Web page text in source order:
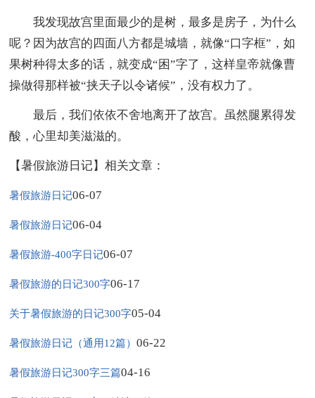
我发现故宫里面最少的是树，最多是房子，为什么
呢？因为故宫的四面八方都是城墙，就像“口字框”，如
果树种得太多的话，就变成“困”字了，这样皇帝就像曹
操做得那样被“挟天子以令诸候”，没有权力了。
最后，我们依依不舍地离开了故宫。虽然腿累得发
酸，心里却美滋滋的。
【暑假旅游日记】相关文章：
暑假旅游日记06-07
暑假旅游日记06-04
暑假旅游-400字日记06-07
暑假旅游的日记300字06-17
关于暑假旅游的日记300字05-04
暑假旅游日记（通用12篇）06-22
暑假旅游日记300字三篇04-16